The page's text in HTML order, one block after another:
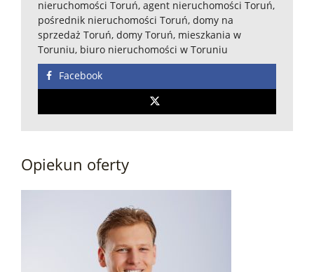
nieruchomości Toruń, agent nieruchomości Toruń,
pośrednik nieruchomości Toruń, domy na
sprzedaż Toruń, domy Toruń, mieszkania w
Toruniu, biuro nieruchomości w Toruniu
Facebook
Opiekun oferty